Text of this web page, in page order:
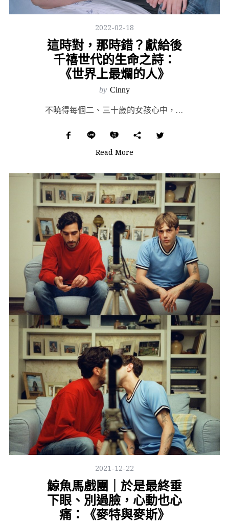
2022-02-18
這時對，那時錯？獻給後
千禧世代的生命之詩：
《世界上最爛的人》
by Cinny
不曉得每個二、三十歲的女孩心中，是否都有一位願意狠心離開湯姆的夏天（《戀夏 500 日》），一位時而...
Read More
2021-12-22
鯨魚馬戲團｜於是最終垂
下眼、別過臉，心動也心
痛：《麥特與麥斯》